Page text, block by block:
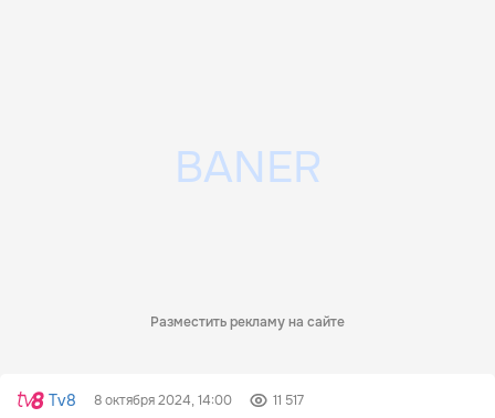
Разместить рекламу на сайте
Tv8 8 октября 2024, 14:00 11 517